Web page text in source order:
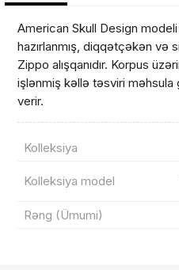
American Skull Design
hazırlanmış, diqqətçəkən və
Zippo alışqanıdır. Korpus
işlənmiş kəllə təsviri
verir.
Kolleksiya
Kolleksiya model
Rəng (Ümumi)
Məhsul(lar) səbətə
Məhsul toplam
Endirim